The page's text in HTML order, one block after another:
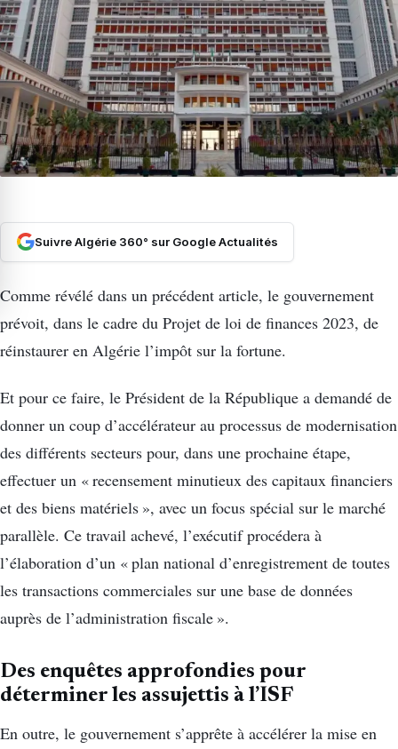
Suivre Algérie 360° sur Google Actualités
Comme révélé dans un précédent article, le gouvernement
prévoit, dans le cadre du Projet de loi de finances 2023, de
réinstaurer en Algérie l’impôt sur la fortune.
Et pour ce faire, le Président de la République a demandé de
donner un coup d’accélérateur au processus de modernisation
des différents secteurs pour, dans une prochaine étape,
effectuer un « recensement minutieux des capitaux financiers
et des biens matériels », avec un focus spécial sur le marché
parallèle. Ce travail achevé, l’exécutif procédera à
l’élaboration d’un « plan national d’enregistrement de toutes
les transactions commerciales sur une base de données
auprès de l’administration fiscale ».
Des enquêtes approfondies pour
déterminer les assujettis à l’ISF
En outre, le gouvernement s’apprête à accélérer la mise en